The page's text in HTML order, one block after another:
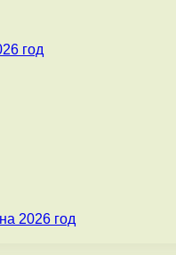
год
2026 год